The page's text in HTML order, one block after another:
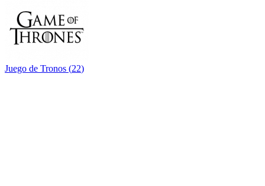
Juego de Tronos (22)